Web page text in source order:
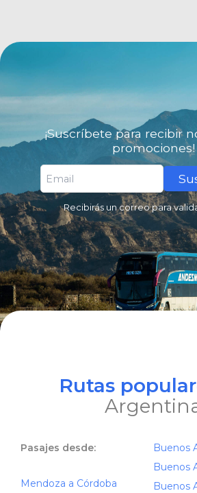
¡Suscríbete para recibir
promociones!
Recibirás un correo para
Rutas
Pasajes desde:
Mendoza a Córdoba
Buenos
Buenos
Buenos